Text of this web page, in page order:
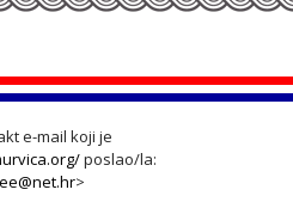
e-mail koji je
poslao/la:
>